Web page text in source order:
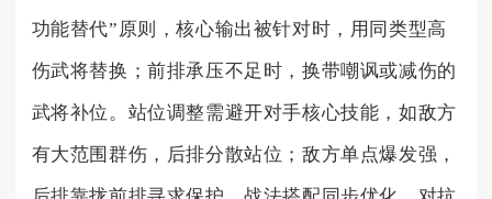
功能替代”原则，核心输出被针对时，用同类型高
伤武将替换；前排承压不足时，换带嘲讽或减伤的
武将补位。站位调整需避开对手核心技能，如敌方
有大范围群伤，后排分散站位；敌方单点爆发强，